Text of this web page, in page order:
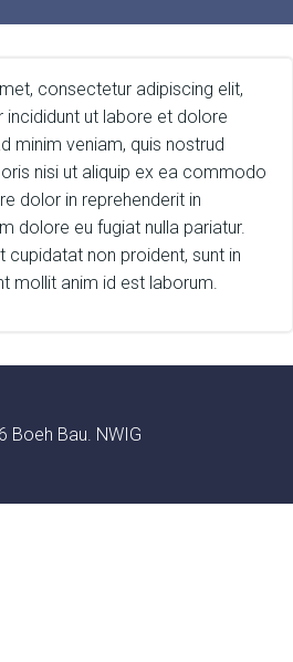
consectetur adipiscing elit,
ut labore et dolore
minim veniam, quis nostrud
nisi ut aliquip ex ea commodo
dolor in reprehenderit in
dolore eu fugiat nulla pariatur.
non proident, sunt in
mollit anim id est laborum.
Boeh Bau. NWIG